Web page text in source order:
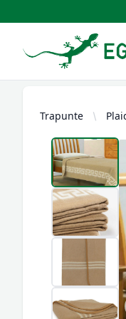
Intimo Egidio
Trapunte